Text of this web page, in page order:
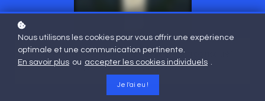
« Objection fréquente : “Investir, c’est trop risqué.”
Voyez comment y répondre. »
Nous utilisons les cookies pour vous offrir une expérience
optimale et une communication pertinente.
En savoir plus ou accepter les cookies individuels .
Je l'ai eu !